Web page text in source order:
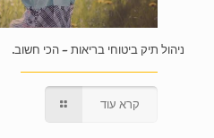
ניהול תיק ביטוחי בריאות – הכי חשוב.
קרא עוד